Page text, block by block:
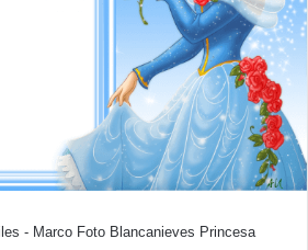
- Marco Foto Blancanieves Princesa